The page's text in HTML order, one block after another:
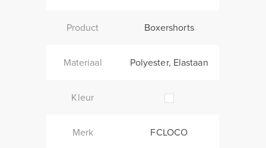
Product Boxershorts
Materiaal Polyester, Elastaan
Kleur
Merk FCLOCO